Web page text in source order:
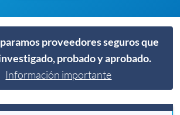
proveedores seguros que
probado y aprobado.
Información importante